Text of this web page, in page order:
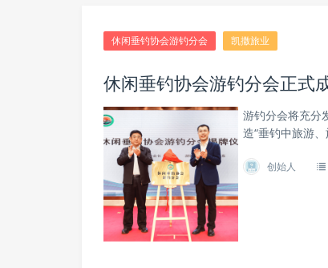
休闲垂钓协会游钓分会 凯撒旅业
休闲垂钓协会游钓分会正式
游钓分会将充分
造“垂钓中旅游、
创始人